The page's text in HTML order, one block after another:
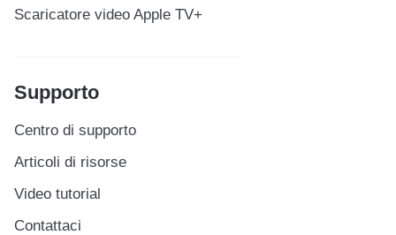
Scaricatore video Apple TV+
Supporto
Centro di supporto
Articoli di risorse
Video tutorial
Contattaci